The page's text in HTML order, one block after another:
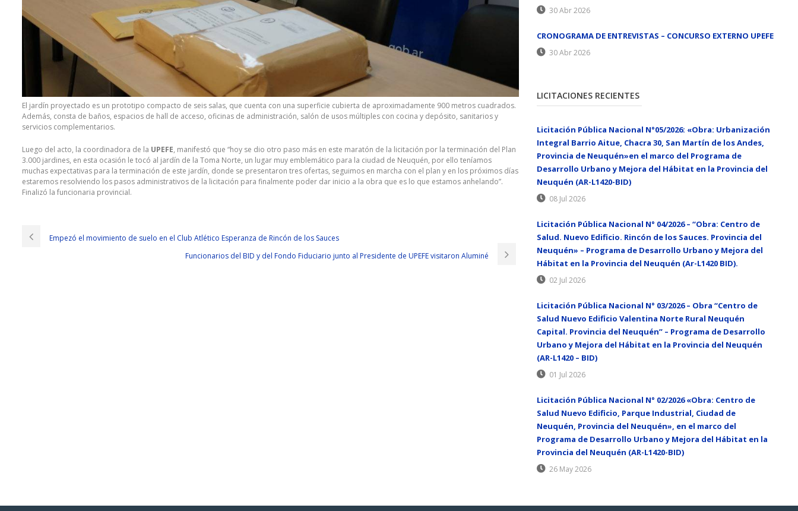
El jardín proyectado es un prototipo compacto de seis salas, que cuenta con una superficie cubierta de aproximadamente 900 metros cuadrados.
Además, consta de baños, espacios de hall de acceso, oficinas de administración, salón de usos múltiples con cocina y depósito, sanitarios y
servicios complementarios.
Luego del acto, la coordinadora de la UPEFE, manifestó que “hoy se dio otro paso más en este maratón de la licitación por la terminación del Plan
3.000 jardines, en esta ocasión le tocó al jardín de la Toma Norte, un lugar muy emblemático para la ciudad de Neuquén, por ello teníamos
muchas expectativas para la terminación de este jardín, donde se presentaron tres ofertas, seguimos en marcha con el plan y en los próximos días
estaremos resolviendo los pasos administrativos de la licitación para finalmente poder dar inicio a la obra que es lo que estamos anhelando”.
Finalizó la funcionaria provincial.
Empezó el movimiento de suelo en el Club Atlético Esperanza de Rincón de los Sauces
Funcionarios del BID y del Fondo Fiduciario junto al Presidente de UPEFE visitaron Aluminé
30 Abr 2026
CRONOGRAMA DE ENTREVISTAS – CONCURSO EXTERNO UPEFE
30 Abr 2026
LICITACIONES RECIENTES
Licitación Pública Nacional N°05/2026: «Obra: Urbanización
Integral Barrio Aitue, Chacra 30, San Martín de los Andes,
Provincia de Neuquén»en el marco del Programa de
Desarrollo Urbano y Mejora del Hábitat en la Provincia del
Neuquén (AR-L1420-BID)
08 Jul 2026
Licitación Pública Nacional N° 04/2026 – “Obra: Centro de
Salud. Nuevo Edificio. Rincón de los Sauces. Provincia del
Neuquén» – Programa de Desarrollo Urbano y Mejora del
Hábitat en la Provincia del Neuquén (Ar-L1420 BID).
02 Jul 2026
Licitación Pública Nacional N° 03/2026 – Obra “Centro de
Salud Nuevo Edificio Valentina Norte Rural Neuquén
Capital. Provincia del Neuquén” – Programa de Desarrollo
Urbano y Mejora del Hábitat en la Provincia del Neuquén
(AR-L1420 – BID)
01 Jul 2026
Licitación Pública Nacional N° 02/2026 «Obra: Centro de
Salud Nuevo Edificio, Parque Industrial, Ciudad de
Neuquén, Provincia del Neuquén», en el marco del
Programa de Desarrollo Urbano y Mejora del Hábitat en la
Provincia del Neuquén (AR-L1420-BID)
26 May 2026